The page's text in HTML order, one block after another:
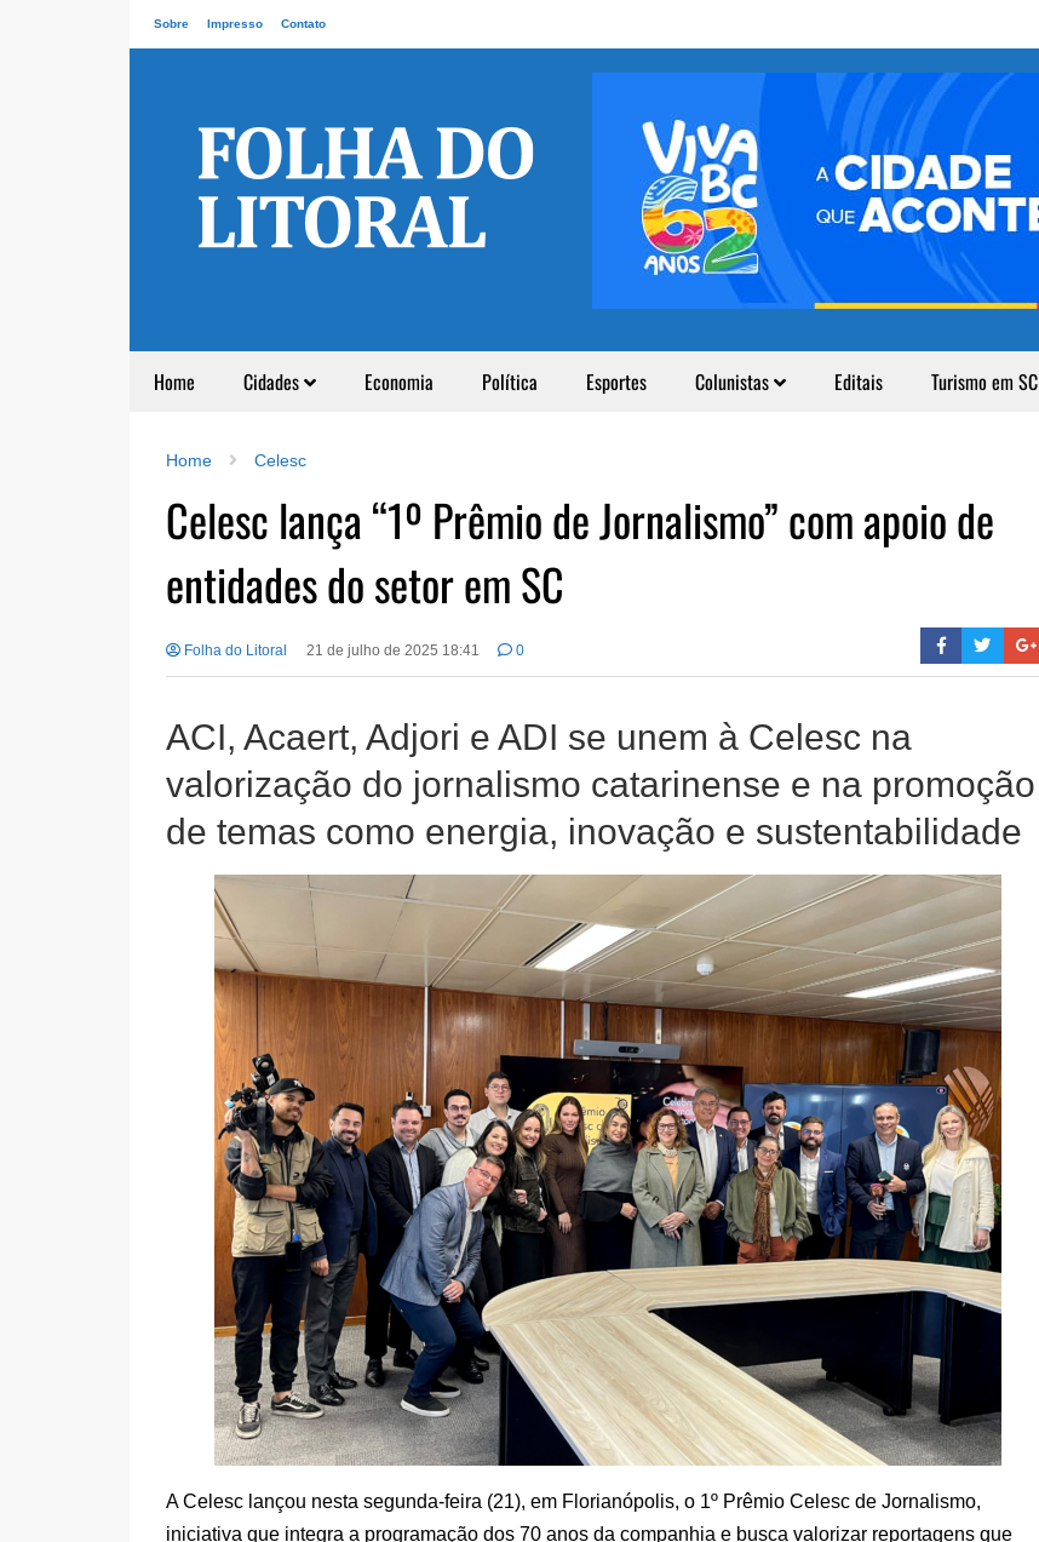
Sobre Impresso Contato
Home Cidades Economia Política Esportes Colunistas Editais Turismo em SC
Home Celesc
Celesc lança “1º Prêmio de Jornalismo” com apoio de
entidades do setor em SC
Folha do Litoral 21 de julho de 2025 18:41 0
ACI, Acaert, Adjori e ADI se unem à Celesc na
valorização do jornalismo catarinense e na promoção
de temas como energia, inovação e sustentabilidade
A Celesc lançou nesta segunda-feira (21), em Florianópolis, o 1º Prêmio Celesc de Jornalismo,
iniciativa que integra a programação dos 70 anos da companhia e busca valorizar reportagens que